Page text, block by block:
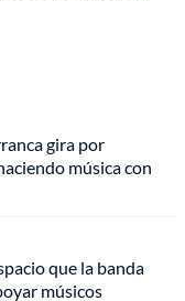
gira por
música con
que la banda
músicos